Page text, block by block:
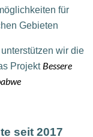
für
Gebieten
wir die
Projekt Bessere
seit 2017